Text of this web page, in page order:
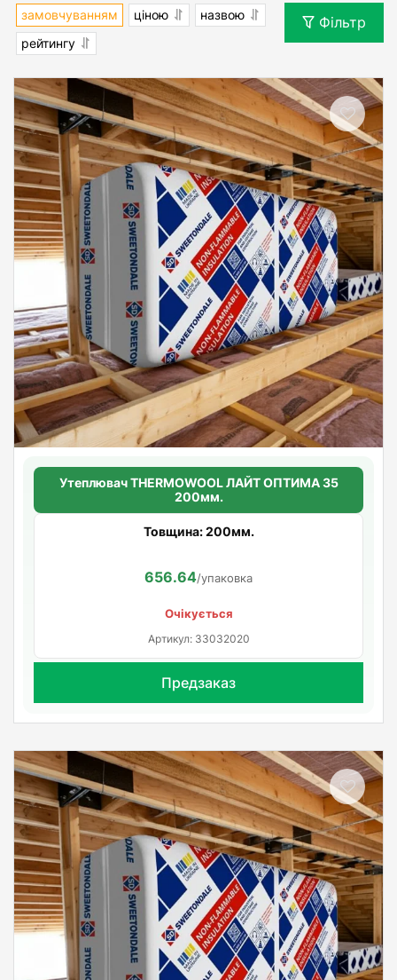
замовчуванням ціною
назвою
рейтингу
Фільтр
Утеплювач THERMOWOOL ЛАЙТ ОПТИМА 35
200мм.
Товщина: 200мм.
656.64/упаковка
Очікується
Артикул: 33032020
Предзаказ